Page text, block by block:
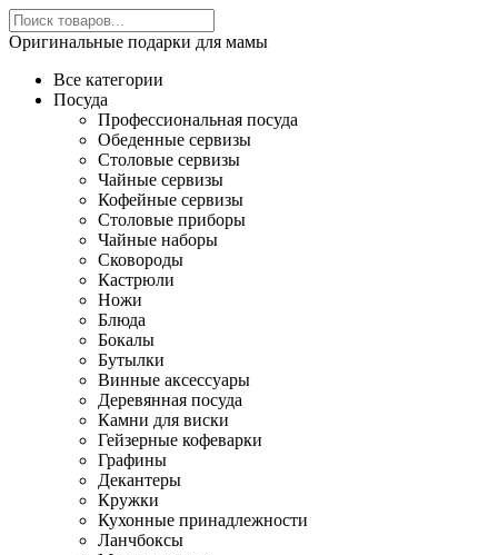
Оригинальные подарки для мамы
Все категории
Посуда
Профессиональная посуда
Обеденные сервизы
Столовые сервизы
Чайные сервизы
Кофейные сервизы
Столовые приборы
Чайные наборы
Сковороды
Кастрюли
Ножи
Блюда
Бокалы
Бутылки
Винные аксессуары
Деревянная посуда
Камни для виски
Гейзерные кофеварки
Графины
Декантеры
Кружки
Кухонные принадлежности
Ланчбоксы